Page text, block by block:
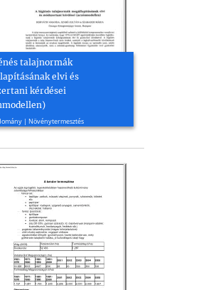
talajnormák
elvi és
kérdései
| Növénytermesztés
9 oldal